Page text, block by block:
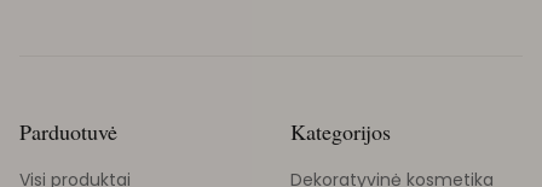
Parduotuvė
Visi produktai
Kategorijos
Dekoratyvinė kosmetika